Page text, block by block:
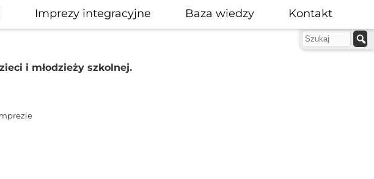
Imprezy integracyjne Baza wiedzy Kontakt
i młodzieży szkolnej.